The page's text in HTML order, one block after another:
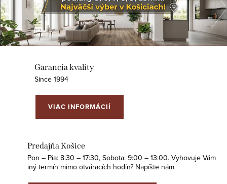
r
k
Garancia kvality
Since 1994
VIAC INFORMÁCIÍ
Predajňa Košice
Pon – Pia: 8:30 – 17:30, Sobota: 9:00 – 13:00. Vyhovuje Vám
iný termín mimo otváracích hodín? Napíšte nám